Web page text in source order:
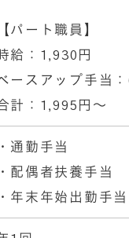
【パート職員】
給：1,930円
ースアップ手当：
計：1,995円～
・通勤手当
・配偶者扶養手当
・年末年始出勤手